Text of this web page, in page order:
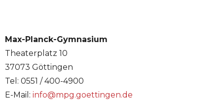
Max-Planck-Gymnasium
Theaterplatz 10
37073 Göttingen
Tel: 0551 / 400-4900
E-Mail: info@mpg.goettingen.de